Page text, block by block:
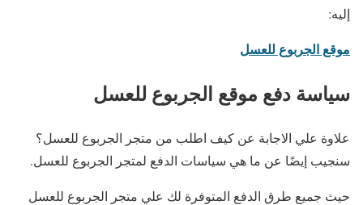
إليه:
موقع الجربوع للعسل
سياسة دفع موقع الجربوع للعسل
علاوة علي الاجابة عن كيف اطلب من متجر الجربوع للعسل؟
سنجيب إيضًا عن ما هي سياسات الدفع لمتجر الجربوع للعسل.
حيث جميع طرق الدفع المتوفرة لك علي متجر الجربوع للعسل